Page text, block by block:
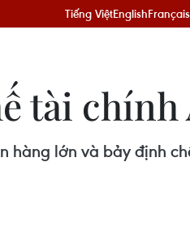
Tiếng ViệtEnglishFrançais
tài chính
hàng lớn và bảy định